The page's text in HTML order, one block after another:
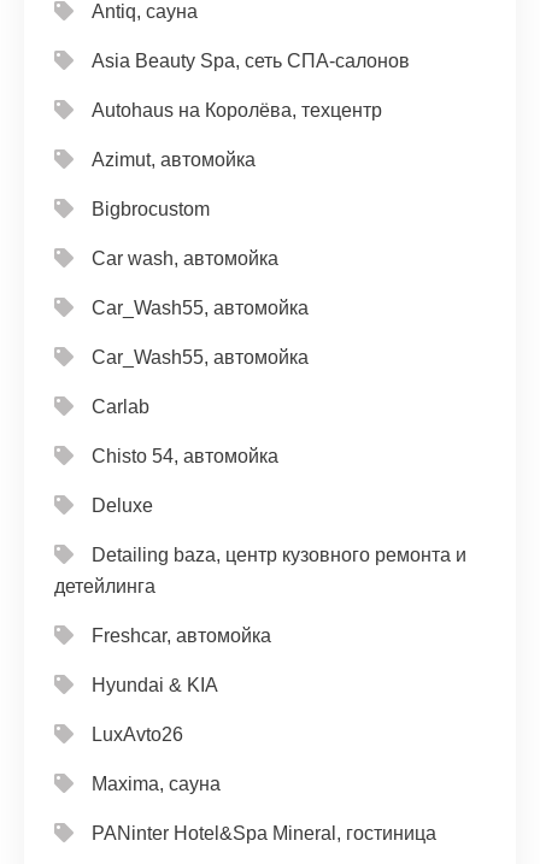
Antiq, сауна
Asia Beauty Spa, сеть СПА-салонов
Autohaus на Королёва, техцентр
Azimut, автомойка
Bigbrocustom
Car wash, автомойка
Car_Wash55, автомойка
Car_Wash55, автомойка
Carlab
Chisto 54, автомойка
Deluxe
Detailing baza, центр кузовного ремонта и
детейлинга
Freshcar, автомойка
Hyundai & KIA
LuxAvto26
Maxima, сауна
PANinter Hotel&Spa Mineral, гостиница